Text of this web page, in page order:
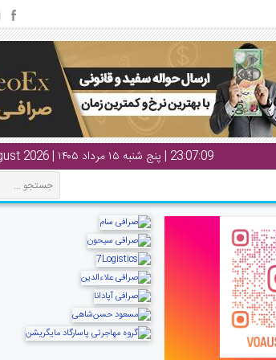
23:07:10 | پنج شنبه ۱۵ مرداد ۱۴۰۵ | Thursday 6 August 2026